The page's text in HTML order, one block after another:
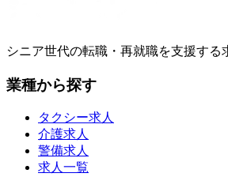
シニア世代の転職・再就職を支援する
業種から探す
タクシー求人
介護求人
警備求人
求人一覧